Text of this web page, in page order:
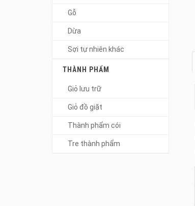
Gỗ
Dừa
Sợi tự nhiên khác
THÀNH PHẨM
Giỏ lưu trữ
Giỏ đồ giặt
Thành phẩm cói
Tre thành phẩm